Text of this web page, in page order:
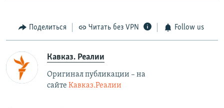
Поделиться Читать без VPN Follow us
Кавказ. Реалии
Оригинал публикации – на
сайте Кавказ.Реалии